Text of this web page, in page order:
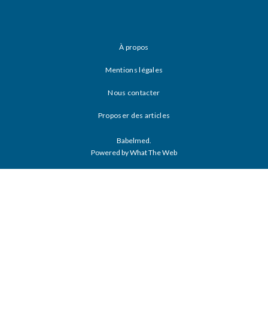
À propos
Mentions légales
Nous contacter
Proposer des articles
Babelmed.
Powered by What The Web